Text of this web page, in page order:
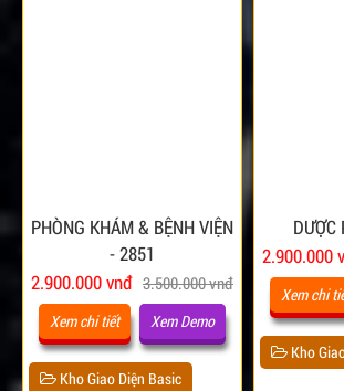
PHÒNG KHÁM & BỆNH VIỆN
- 2851
2.900.000 vnđ 3.500.000 vnđ
Xem chi tiết Xem Demo
Kho Giao Diện Basic
DƯỢC
2.900.000
Xem chi
Kho